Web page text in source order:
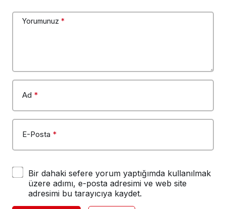
Yorumunuz *
Ad *
E-Posta *
Bir dahaki sefere yorum yaptığımda kullanılmak
üzere adımı, e-posta adresimi ve web site
adresimi bu tarayıcıya kaydet.